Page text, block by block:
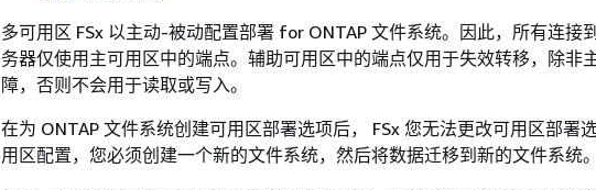
多可用区 FSx 以主动-被动配置部署 for ONTAP 文件系统。因此，所有连接
务器仅使用主可用区中的端点。辅助可用区中的端点仅用于失效转移，除非
障，否则不会用于读取或写入。
在为 ONTAP 文件系统创建可用区部署选项后， FSx 您无法更改可用区部署
用区配置，您必须创建一个新的文件系统，然后将数据迁移到新的文件系统。